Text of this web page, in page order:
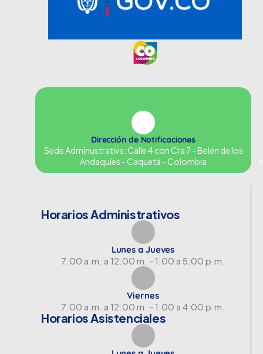
Dirección de Notificaciones
Sede Adminustrativa: Calle 4 con Cra 7 - Belén de los
Andaquíes - Caquetá - Colombia
Horarios Administrativos
Lunes a Jueves
7:00 a.m. a 12:00 m. - 1:00 a 5:00 p.m.
Viernes
7:00 a.m. a 12:00 m. - 1:00 a 4:00 p.m.
Horarios Asistenciales